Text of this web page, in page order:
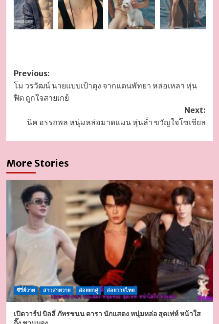
Post
navigation
Previous:
โม วรวัฒน์ นายแบบเป้าตุง จากแดนพัทยา หล่อเหลา หุ่น
ฟิต ถูกใจสายเกย์
Next:
นิค อรรถพล หนุ่มหล่อมาดแมน หุ่นล่ำ ขวัญใจโซเชียล
More Stories
ซีรี่ย์วาย สาวสายวาย อ่อยยกคู่ อ่อยวายไทย
เปิดวาร์ป บิลลี่ ภัทรชนน ดารา นักแสดง หนุ่มหล่อ สุดเท่ห์ หน้าใส